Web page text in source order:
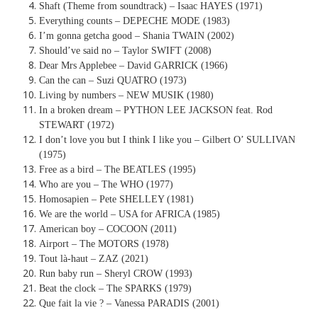
Shaft (Theme from soundtrack) – Isaac HAYES (1971)
Everything counts – DEPECHE MODE (1983)
I’m gonna getcha good – Shania TWAIN (2002)
Should’ve said no – Taylor SWIFT (2008)
Dear Mrs Applebee – David GARRICK (1966)
Can the can – Suzi QUATRO (1973)
Living by numbers – NEW MUSIK (1980)
In a broken dream – PYTHON LEE JACKSON feat. Rod
STEWART (1972)
I don’t love you but I think I like you – Gilbert O’ SULLIVAN
(1975)
Free as a bird – The BEATLES (1995)
Who are you – The WHO (1977)
Homosapien – Pete SHELLEY (1981)
We are the world – USA for AFRICA (1985)
American boy – COCOON (2011)
Airport – The MOTORS (1978)
Tout là-haut – ZAZ (2021)
Run baby run – Sheryl CROW (1993)
Beat the clock – The SPARKS (1979)
Que fait la vie ? – Vanessa PARADIS (2001)